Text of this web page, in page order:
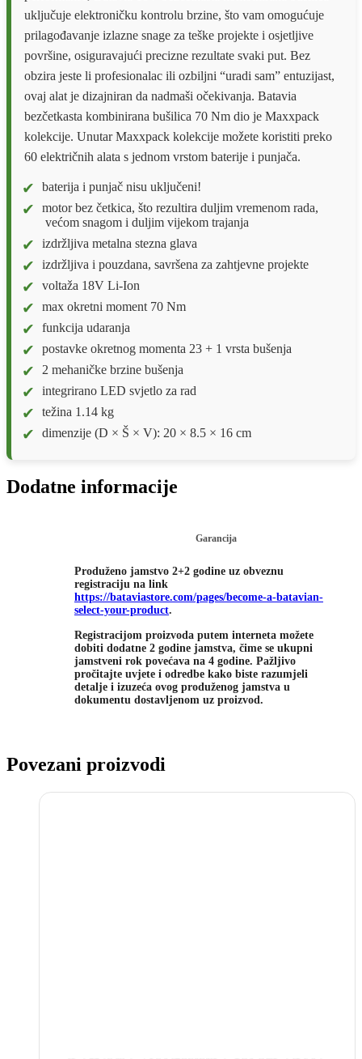
uključuje elektroničku kontrolu brzine, što vam omogućuje
prilagođavanje izlazne snage za teške projekte i osjetljive
površine, osiguravajući precizne rezultate svaki put. Bez
obzira jeste li profesionalac ili ozbiljni “uradi sam” entuzijast,
ovaj alat je dizajniran da nadmaši očekivanja. Batavia
bezčetkasta kombinirana bušilica 70 Nm dio je Maxxpack
kolekcije. Unutar Maxxpack kolekcije možete koristiti preko
60 električnih alata s jednom vrstom baterije i punjača.
baterija i punjač nisu uključeni!
motor bez četkica, što rezultira duljim vremenom rada,
većom snagom i duljim vijekom trajanja
izdržljiva metalna stezna glava
izdržljiva i pouzdana, savršena za zahtjevne projekte
voltaža 18V Li-Ion
max okretni moment 70 Nm
funkcija udaranja
postavke okretnog momenta 23 + 1 vrsta bušenja
2 mehaničke brzine bušenja
integrirano LED svjetlo za rad
težina 1.14 kg
dimenzije (D × Š × V): 20 × 8.5 × 16 cm
Dodatne informacije
Garancija
Produženo jamstvo 2+2 godine uz obveznu
registraciju na link
https://bataviastore.com/pages/become-a-batavian-
select-your-product.
Registracijom proizvoda putem interneta možete
dobiti dodatne 2 godine jamstva, čime se ukupni
jamstveni rok povećava na 4 godine. Pažljivo
pročitajte uvjete i odredbe kako biste razumjeli
detalje i izuzeća ovog produženog jamstva u
dokumentu dostavljenom uz proizvod.
Povezani proizvodi